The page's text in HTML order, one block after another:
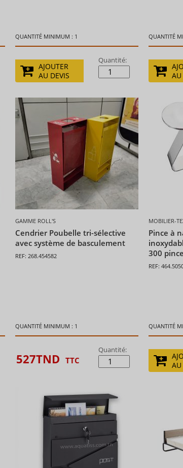
QUANTITÉ MINIMUM : 1
Quantité:
AJOUTER
AU DEVIS
QUANTITÉ
AU
GAMME ROLL'S
Cendrier Poubelle tri-sélective
avec système de basculement
REF: 268.454582
QUANTITÉ MINIMUM : 1
527TND TTC
Quantité:
MOBILIER-
Pince à
300
REF:
QUANTITÉ
AU